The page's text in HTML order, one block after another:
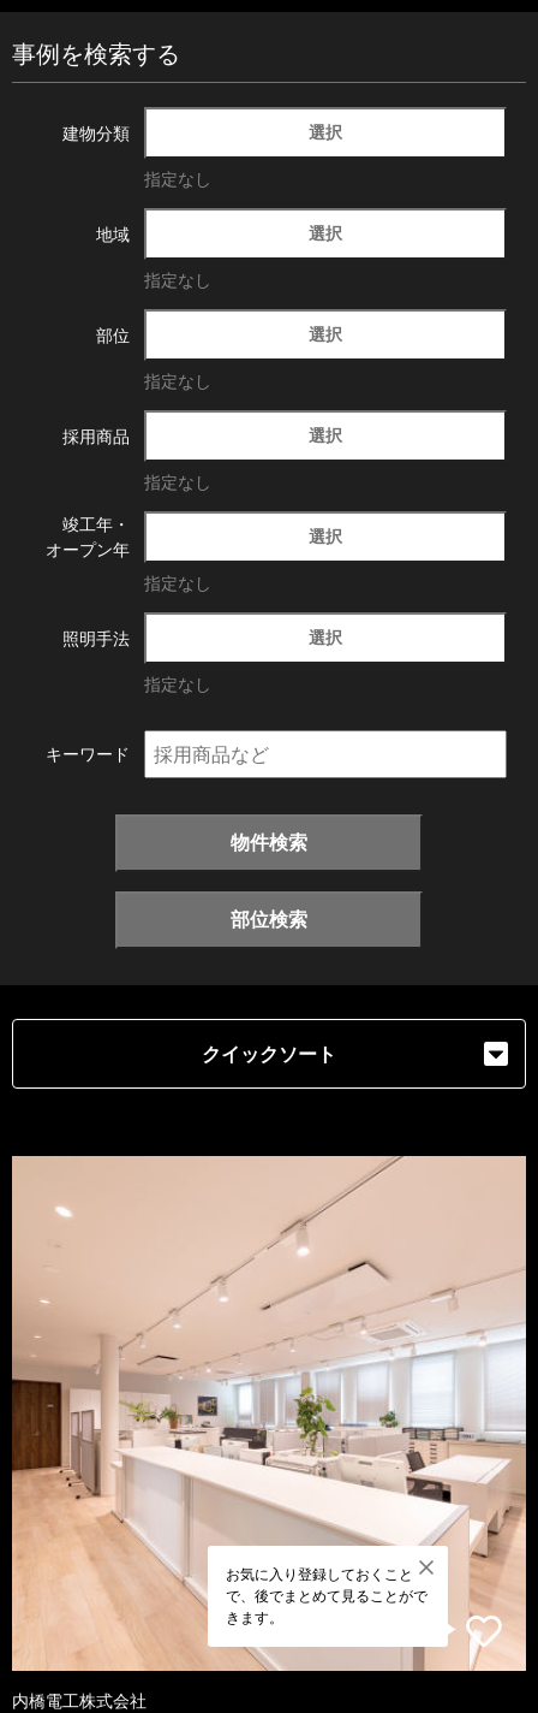
事例を検索する
建物分類 選択
指定なし
地域 選択
指定なし
部位 選択
指定なし
採用商品 選択
指定なし
竣工年・
オープン年
選択
指定なし
照明手法 選択
指定なし
キーワード
物件検索
部位検索
クイックソート
お気に入り登録しておくこと
で、後でまとめて見ることがで
きます。
内橋電工株式会社